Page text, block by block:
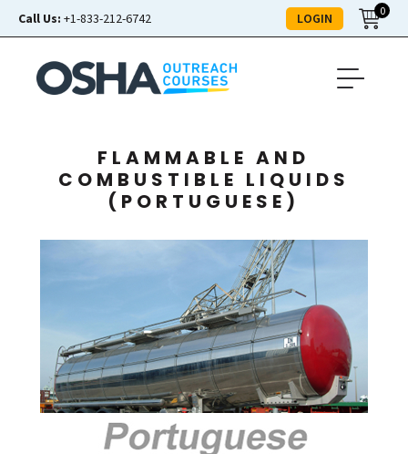
Call Us: +1-833-212-6742 LOGIN 0
FLAMMABLE AND
COMBUSTIBLE LIQUIDS
(PORTUGUESE)